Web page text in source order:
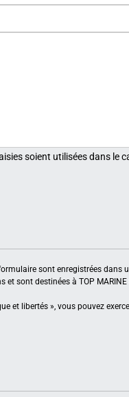
soient utilisées dans le
sont enregistrées dans
et sont destinées à TOP MARINE
et libertés », vous pouvez